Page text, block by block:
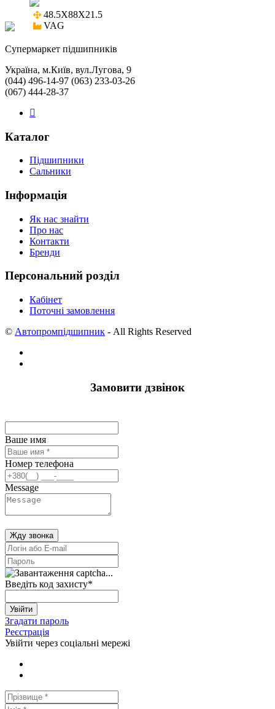
48.5X88X21.5
VAG
Cупермаркет підшипників
Україна, м.Київ, вул.Лугова, 9
(044) 496-14-97 (063) 233-03-26
(067) 444-28-37
Каталог
Підшипники
Сальники
Інформація
Як нас знайти
Про нас
Контакти
Бренди
Персональний розділ
Кабінет
Поточні замовлення
© Автопромпідшипник - All Rights Reserved
Замовити дзвінок
Ваше имя
Номер телефона
Message
Жду звонка
Введіть код захисту*
Увійти
Згадати пароль
Реєстрація
Увійти через соціальні мережі